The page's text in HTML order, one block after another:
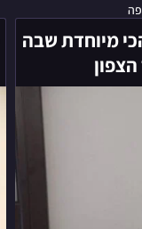
מיוחדת שבה
פולי
-
הרוסייה
הכי
מיוחדת